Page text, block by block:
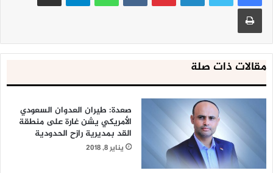
طباعة
مقالات ذات صلة
صعدة: طيران العدوان السعودي
الأمريكي يشن غارة على منطقة
القد بمديرية رازح الحدودية
يناير 8, 2018